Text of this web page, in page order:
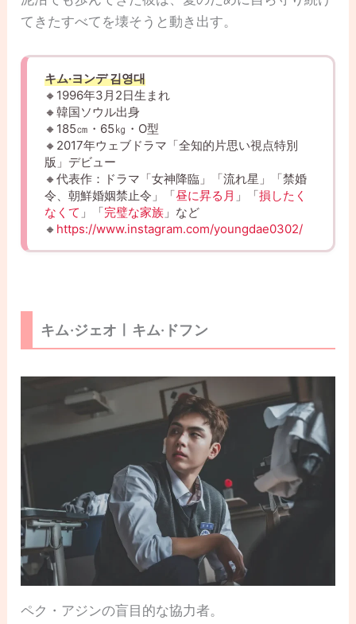
てきたすべてを壊そうと動き出す。
キム·ヨンデ 김영대
🔸1996年3月2日生まれ
🔸韓国ソウル出身
🔸185㎝・65㎏・O型
🔸2017年ウェブドラマ「全知的片思い視点特別
版」デビュー
🔸代表作：ドラマ「女神降臨」「流れ星」「禁婚
令、朝鮮婚姻禁止令」「昼に昇る月 」「損したく
なくて 」「完璧な家族 」など
🔸 https://www.instagram.com/youngdae0302/
キム·ジェオㅣキム·ドフン
ペク・アジンの盲目的な協力者。